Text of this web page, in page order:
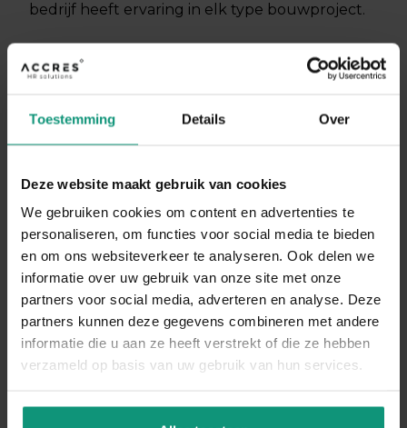
Toestemming Details Over
Deze website maakt gebruik van cookies
We gebruiken cookies om content en advertenties te
personaliseren, om functies voor social media te bieden
en om ons websiteverkeer te analyseren. Ook delen we
informatie over uw gebruik van onze site met onze
partners voor social media, adverteren en analyse. Deze
partners kunnen deze gegevens combineren met andere
informatie die u aan ze heeft verstrekt of die ze hebben
verzameld op basis van uw gebruik van hun services.
bedrijf heeft ervaring in elk type bouwproject.
DIRECT SOLLICITEREN
SOLLICITEREN ALS